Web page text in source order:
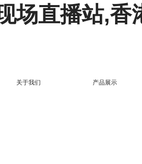
场直播站,香
关于我们 产品展示